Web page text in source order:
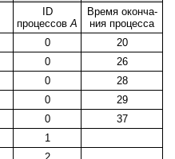
ID
про­цес­совA
Время окон­ча­
ния про­цес­са
0
20
0
26
0
28
0
29
0
37
1